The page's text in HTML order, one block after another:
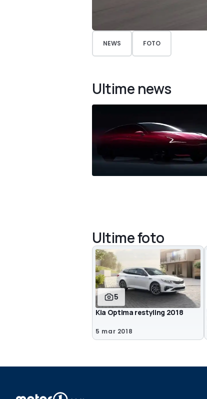
NEWS FOTO
Ultime news
Ultime foto
5
Kia Optima restyling 2018
5 mar 2018